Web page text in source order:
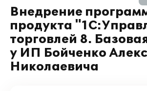
Внедрение
продукта
торговлей 8.
у ИП Бойченко
Николаевича